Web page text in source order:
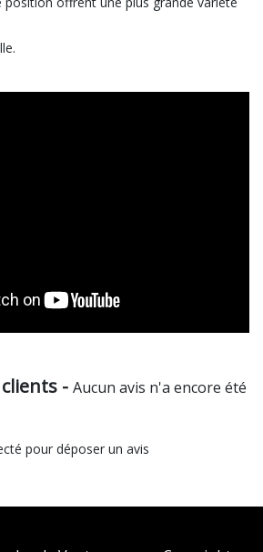
- Aucun avis n'a encore été
pour déposer un avis